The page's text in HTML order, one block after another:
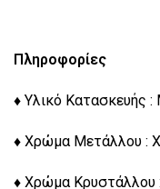
Πληροφορίες
♦ Υλικό Κατασκευής
♦ Χρώμα Μετάλλου :
♦ Χρώμα Κρυστάλλου